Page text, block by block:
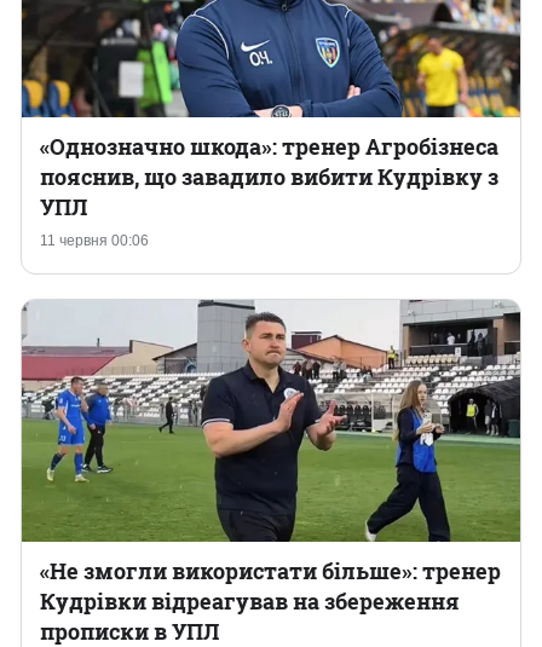
11 червня 00:06
«Однозначно шкода»: тренер Агробізнеса
пояснив, що завадило вибити Кудрівку з
УПЛ
«Не змогли використати більше»: тренер
Кудрівки відреагував на збереження
прописки в УПЛ